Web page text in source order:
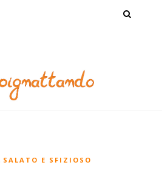
SALATO E SFIZIOSO